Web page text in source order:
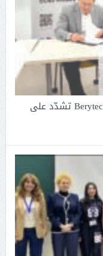
مذكرة تفاهم بين وزارة التكنولوجيا و Berytech تشدّد على